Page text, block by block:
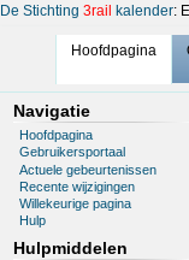
De Stichting 3rail kalender:
Hoofdpagina
Navigatie
Hoofdpagina
Gebruikersportaal
Actuele gebeurtenissen
Recente wijzigingen
Willekeurige pagina
Hulp
Hulpmiddelen